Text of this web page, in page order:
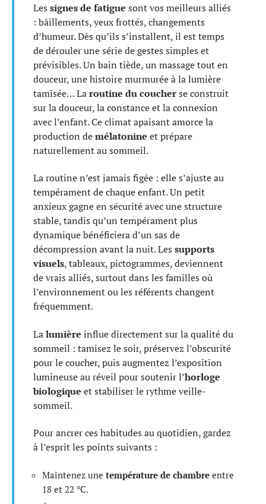
Les signes de fatigue sont vos meilleurs alliés
: bâillements, yeux frottés, changements
d’humeur. Dès qu’ils s’installent, il est temps
de dérouler une série de gestes simples et
prévisibles. Un bain tiède, un massage tout en
douceur, une histoire murmurée à la lumière
tamisée… Laroutine du coucherse construit
sur la douceur, la constance et la connexion
avec l’enfant. Ce climat apaisant amorce la
production demélatonine et prépare
naturellement au sommeil.
La routine n’est jamais figée : elle s’ajuste au
tempérament de chaque enfant. Un petit
anxieux gagne en sécurité avec une structure
stable, tandis qu’un tempérament plus
dynamique bénéficiera d’un sas de
décompression avant la nuit. Les supports
visuels, tableaux, pictogrammes, deviennent
de vrais alliés, surtout dans les familles où
l’environnement ou les référents changent
fréquemment.
Lalumière influe directement sur la qualité du
sommeil : tamisez le soir, préservez l’obscurité
pour le coucher, puis augmentez l’exposition
lumineuse au réveil pour soutenir l’horloge
biologique et stabiliser le rythme veille-
sommeil.
Pour ancrer ces habitudes au quotidien, gardez
à l’esprit les points suivants :
Maintenez une température de chambre entre
18 et 22 °C.